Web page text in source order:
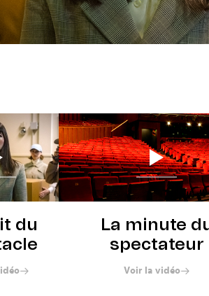
du
La minute
spectateur
Voir la vidéo